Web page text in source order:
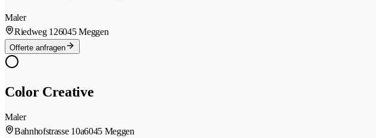
Maler
Riedweg 126045 Meggen
Offerte anfragen
Color Creative
Maler
Bahnhofstrasse 10a6045 Meggen